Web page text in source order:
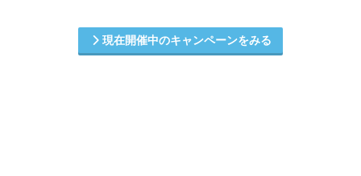
現在開催中のキャンペーンをみる